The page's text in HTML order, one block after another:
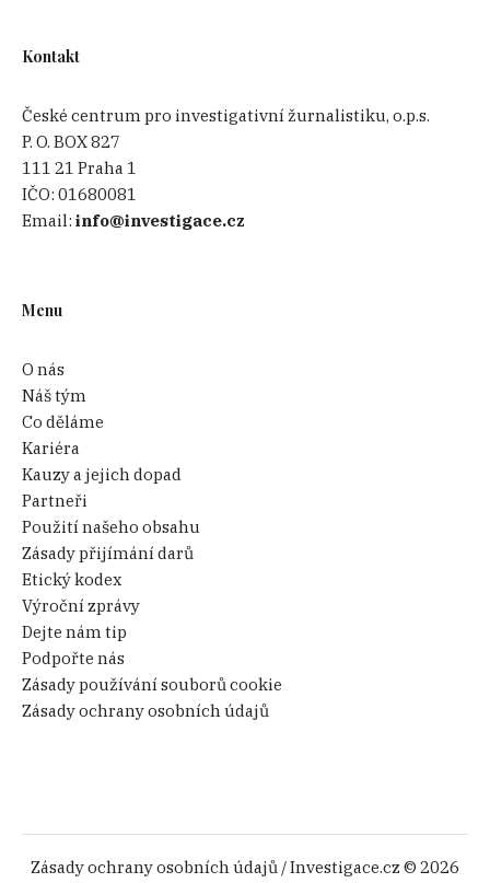
Kontakt
České centrum pro investigativní žurnalistiku, o.p.s.
P. O. BOX 827
111 21 Praha 1
IČO:01680081
Email:info@investigace.cz
Menu
O nás
Náš tým
Co děláme
Kariéra
Kauzy a jejich dopad
Partneři
Použití našeho obsahu
Zásady přijímání darů
Etický kodex
Výroční zprávy
Dejte nám tip
Podpořte nás
Zásady používání souborů cookie
Zásady ochrany osobních údajů
Zásady ochrany osobních údajů / Investigace.cz © 2026